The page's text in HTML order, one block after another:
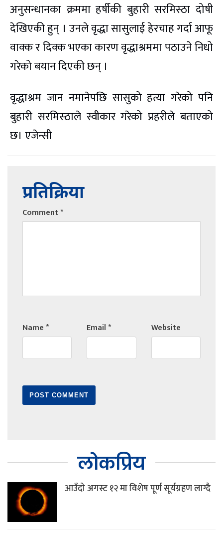
अनुसन्धानका क्रममा हर्षीकी बुहारी सरमिस्ठा दोषी
देखिएकी हुन् । उनले वृद्धा सासुलाई हेरचाह गर्दा आफू
वाक्क र दिक्क भएका कारण वृद्धाश्रममा पठाउने निधो
गरेको बयान दिएकी छन् ।
वृद्धाश्रम जान नमानेपछि सासुको हत्या गरेको पनि
बुहारी सरमिस्ठाले स्वीकार गरेको प्रहरीले बताएको
छ। एजेन्सी
प्रतिक्रिया
Comment*
Name* Email* Website
लोकप्रिय
आउँदो अगस्ट १२ मा विशेष पूर्ण सूर्यग्रहण लाग्दै